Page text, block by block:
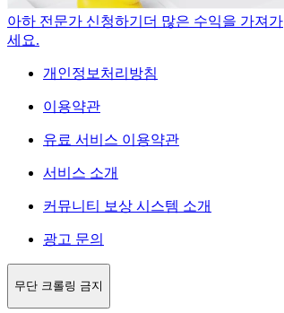
아하 전문가 신청하기 더 많은 수익을 가져가
세요.
개인정보처리방침
이용약관
유료 서비스 이용약관
서비스 소개
커뮤니티 보상 시스템 소개
광고 문의
무단 크롤링 금지